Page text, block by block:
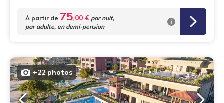
À partir de 75,00 € par nuit,
par adulte, en demi-pension
+22 photos